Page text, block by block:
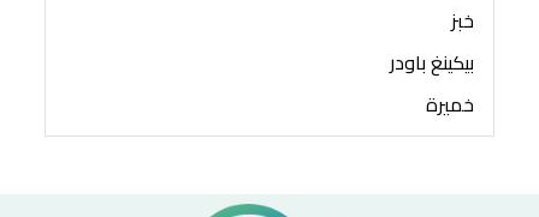
خبز
بيكينغ باودر
خميرة